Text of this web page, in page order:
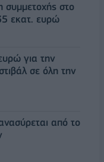
στο
εκατ. ευρώ
για την
σε όλη την
από το